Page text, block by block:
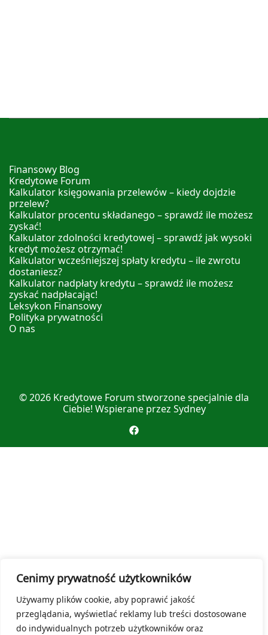
Cenimy prywatność użytkowników
Używamy plików cookie, aby poprawić jakość
przeglądania, wyświetlać reklamy lub treści dostosowane
do indywidualnych potrzeb użytkowników oraz
Finansowy Blog
Kredytowe Forum
Kalkulator księgowania przelewów – kiedy dojdzie
przelew?
Kalkulator procentu składanego – sprawdź ile możesz
zyskać!
Kalkulator zdolności kredytowej – sprawdź jak wysoki
kredyt możesz otrzymać!
Kalkulator wcześniejszej spłaty kredytu – ile zwrotu
dostaniesz?
Kalkulator nadpłaty kredytu – sprawdź ile możesz
zyskać nadpłacając!
Leksykon Finansowy
Polityka prywatności
O nas
© 2026 Kredytowe Forum stworzone specjalnie dla
Ciebie! Wspierane przez Sydney